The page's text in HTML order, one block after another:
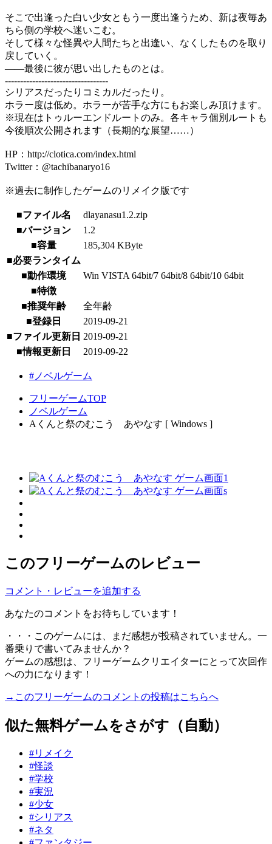
そこで出逢った白い少女ともう一度出逢うため、新は夜毎あ
ちら側の学校へ迷いこむ。
そして様々な怪異や人間たちと出逢い、なくしたものを取り
戻していく。
――最後に彼が思い出したものとは。
----------------------------------
シリアスだったりコミカルだったり。
ホラー度は低め。ホラーが苦手な方にもお楽しみ頂けます。
※現在はトゥルーエンドルートのみ。各キャラ個別ルートも
今後順次公開されます（長期的な展望……）
HP：http://clotica.com/index.html
Twitter：@tachibanaryo16
※過去に制作したゲームのリメイク版です
■ファイル名
dlayanasu1.2.zip
■バージョン
1.2
■容量
185,304 KByte
■必要ランタイム
■動作環境
Win VISTA 64bit/7 64bit/8 64bit/10 64bit
■特徴
■推奨年齢
全年齢
■登録日
2019-09-21
■ファイル更新日 2019-09-21
■情報更新日
2019-09-22
#ノベルゲーム
フリーゲームTOP
ノベルゲーム
Aくんと祭のむこう あやなす [ Windows ]
このフリーゲームのレビュー
コメント・レビューを追加する
あなたのコメントをお待ちしています！
・・・このゲームには、まだ感想が投稿されていません。一
番乗りで書いてみませんか？
ゲームの感想は、フリーゲームクリエイターにとって次回作
への力になります！
→このフリーゲームのコメントの投稿はこちらへ
似た無料ゲームをさがす（自動）
#リメイク
#怪談
#学校
#実況
#少女
#シリアス
#ネタ